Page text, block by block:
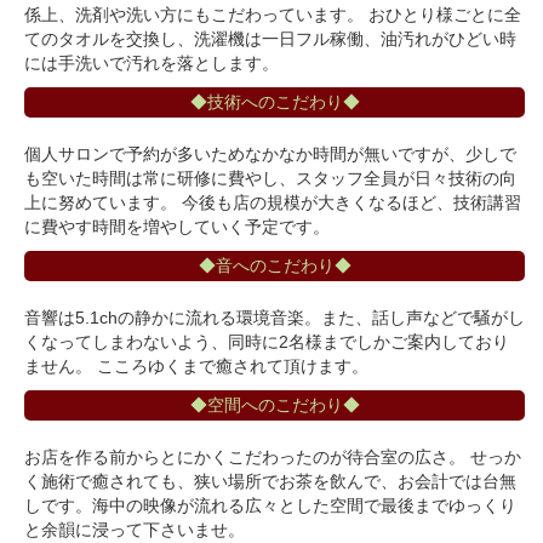
係上、洗剤や洗い方にもこだわっています。 おひとり様ごとに全
てのタオルを交換し、洗濯機は一日フル稼働、油汚れがひどい時
には手洗いで汚れを落とします。
◆技術へのこだわり◆
個人サロンで予約が多いためなかなか時間が無いですが、少しで
も空いた時間は常に研修に費やし、スタッフ全員が日々技術の向
上に努めています。 今後も店の規模が大きくなるほど、技術講習
に費やす時間を増やしていく予定です。
◆音へのこだわり◆
音響は5.1chの静かに流れる環境音楽。また、話し声などで騒がし
くなってしまわないよう、同時に2名様までしかご案内しており
ません。 こころゆくまで癒されて頂けます。
◆空間へのこだわり◆
お店を作る前からとにかくこだわったのが待合室の広さ。 せっか
く施術で癒されても、狭い場所でお茶を飲んで、お会計では台無
しです。海中の映像が流れる広々とした空間で最後までゆっくり
と余韻に浸って下さいませ。